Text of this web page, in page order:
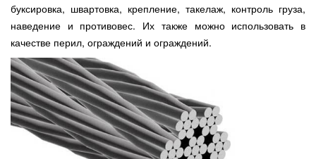
буксировка, швартовка, крепление, такелаж, контроль груза,
наведение и противовес. Их также можно использовать в
качестве перил, ограждений и ограждений.